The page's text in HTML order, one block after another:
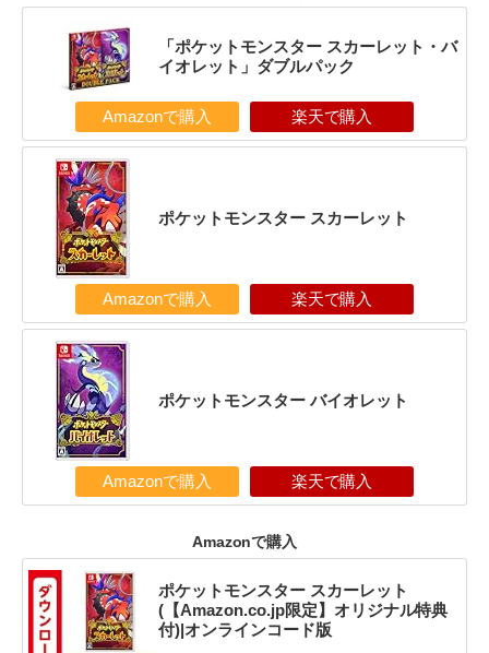
「ポケットモンスター スカーレット・バ
イオレット」ダブルパック
Amazonで購入 楽天で購入
ポケットモンスター スカーレット
Amazonで購入 楽天で購入
ポケットモンスター バイオレット
Amazonで購入 楽天で購入
Amazonで購入
ポケットモンスター スカーレット
(【Amazon.co.jp限定】オリジナル特典
付)|オンラインコード版